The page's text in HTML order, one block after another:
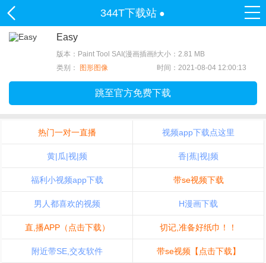
344T下载站 ●
Easy
版本：Paint Tool SAI(漫画插画绘图软件) 2.0
大小：2.81 MB
类别：
图形图像 时间：2021-08-04 12:00:13
跳至官方免费下载
热门一对一直播 视频app下载点这里
黄|瓜|视|频 香|蕉|视|频
福利小视频app下载 带se视频下载
男人都喜欢的视频 H漫画下载
直,播APP（点击下载） 切记,准备好纸巾！！
附近带SE,交友软件 带se视频【点击下载】